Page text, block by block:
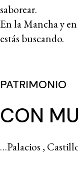
saborear.
En la Mancha y
estás buscando.
PATRIMONIO
CON
…Palacios ,